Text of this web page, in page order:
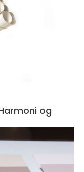
og